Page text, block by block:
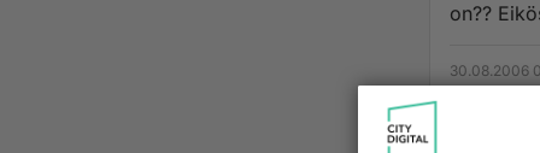
on??
30.08.2006